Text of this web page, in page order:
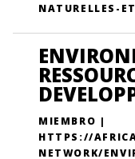
NATURELLES-
MIEMBRO |
HTTPS://
NETWORK/